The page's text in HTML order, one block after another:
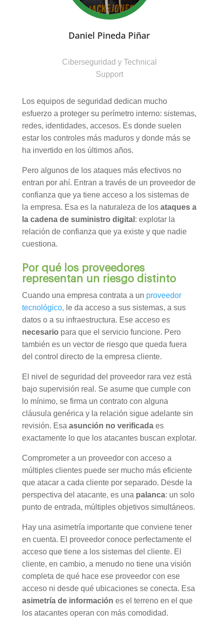
Daniel Pineda Piñar
Ciberseguridad y Technical
Support
Los equipos de seguridad dedican mucho
esfuerzo a proteger su perímetro interno: sistemas,
redes, identidades, accesos. Es donde suelen
estar los controles más maduros y donde más se
ha invertido en los últimos años.
Pero algunos de los ataques más efectivos no
entran por ahí. Entran a través de un proveedor de
confianza que ya tiene acceso a los sistemas de
la empresa. Esa es la naturaleza de los ataques a
la cadena de suministro digital : explotar la
relación de confianza que ya existe y que nadie
cuestiona.
Por qué los proveedores
representan un riesgo distinto
Cuando una empresa contrata a un proveedor
tecnológico, le da acceso a sus sistemas, a sus
datos o a su infraestructura. Ese acceso es
necesario para que el servicio funcione. Pero
también es un vector de riesgo que queda fuera
del control directo de la empresa cliente.
El nivel de seguridad del proveedor rara vez está
bajo supervisión real. Se asume que cumple con
lo mínimo, se firma un contrato con alguna
cláusula genérica y la relación sigue adelante sin
revisión. Esa asunción no verificadaes
exactamente lo que los atacantes buscan explotar.
Comprometer a un proveedor con acceso a
múltiples clientes puede ser mucho más eficiente
que atacar a cada cliente por separado. Desde la
perspectiva del atacante, es una palanca: un solo
punto de entrada, múltiples objetivos simultáneos.
Hay una asimetría importante que conviene tener
en cuenta. El proveedor conoce perfectamente el
acceso que tiene a los sistemas del cliente. El
cliente, en cambio, a menudo no tiene una visión
completa de qué hace ese proveedor con ese
acceso ni desde qué ubicaciones se conecta. Esa
asimetría de información es el terreno en el que
los atacantes operan con más comodidad.